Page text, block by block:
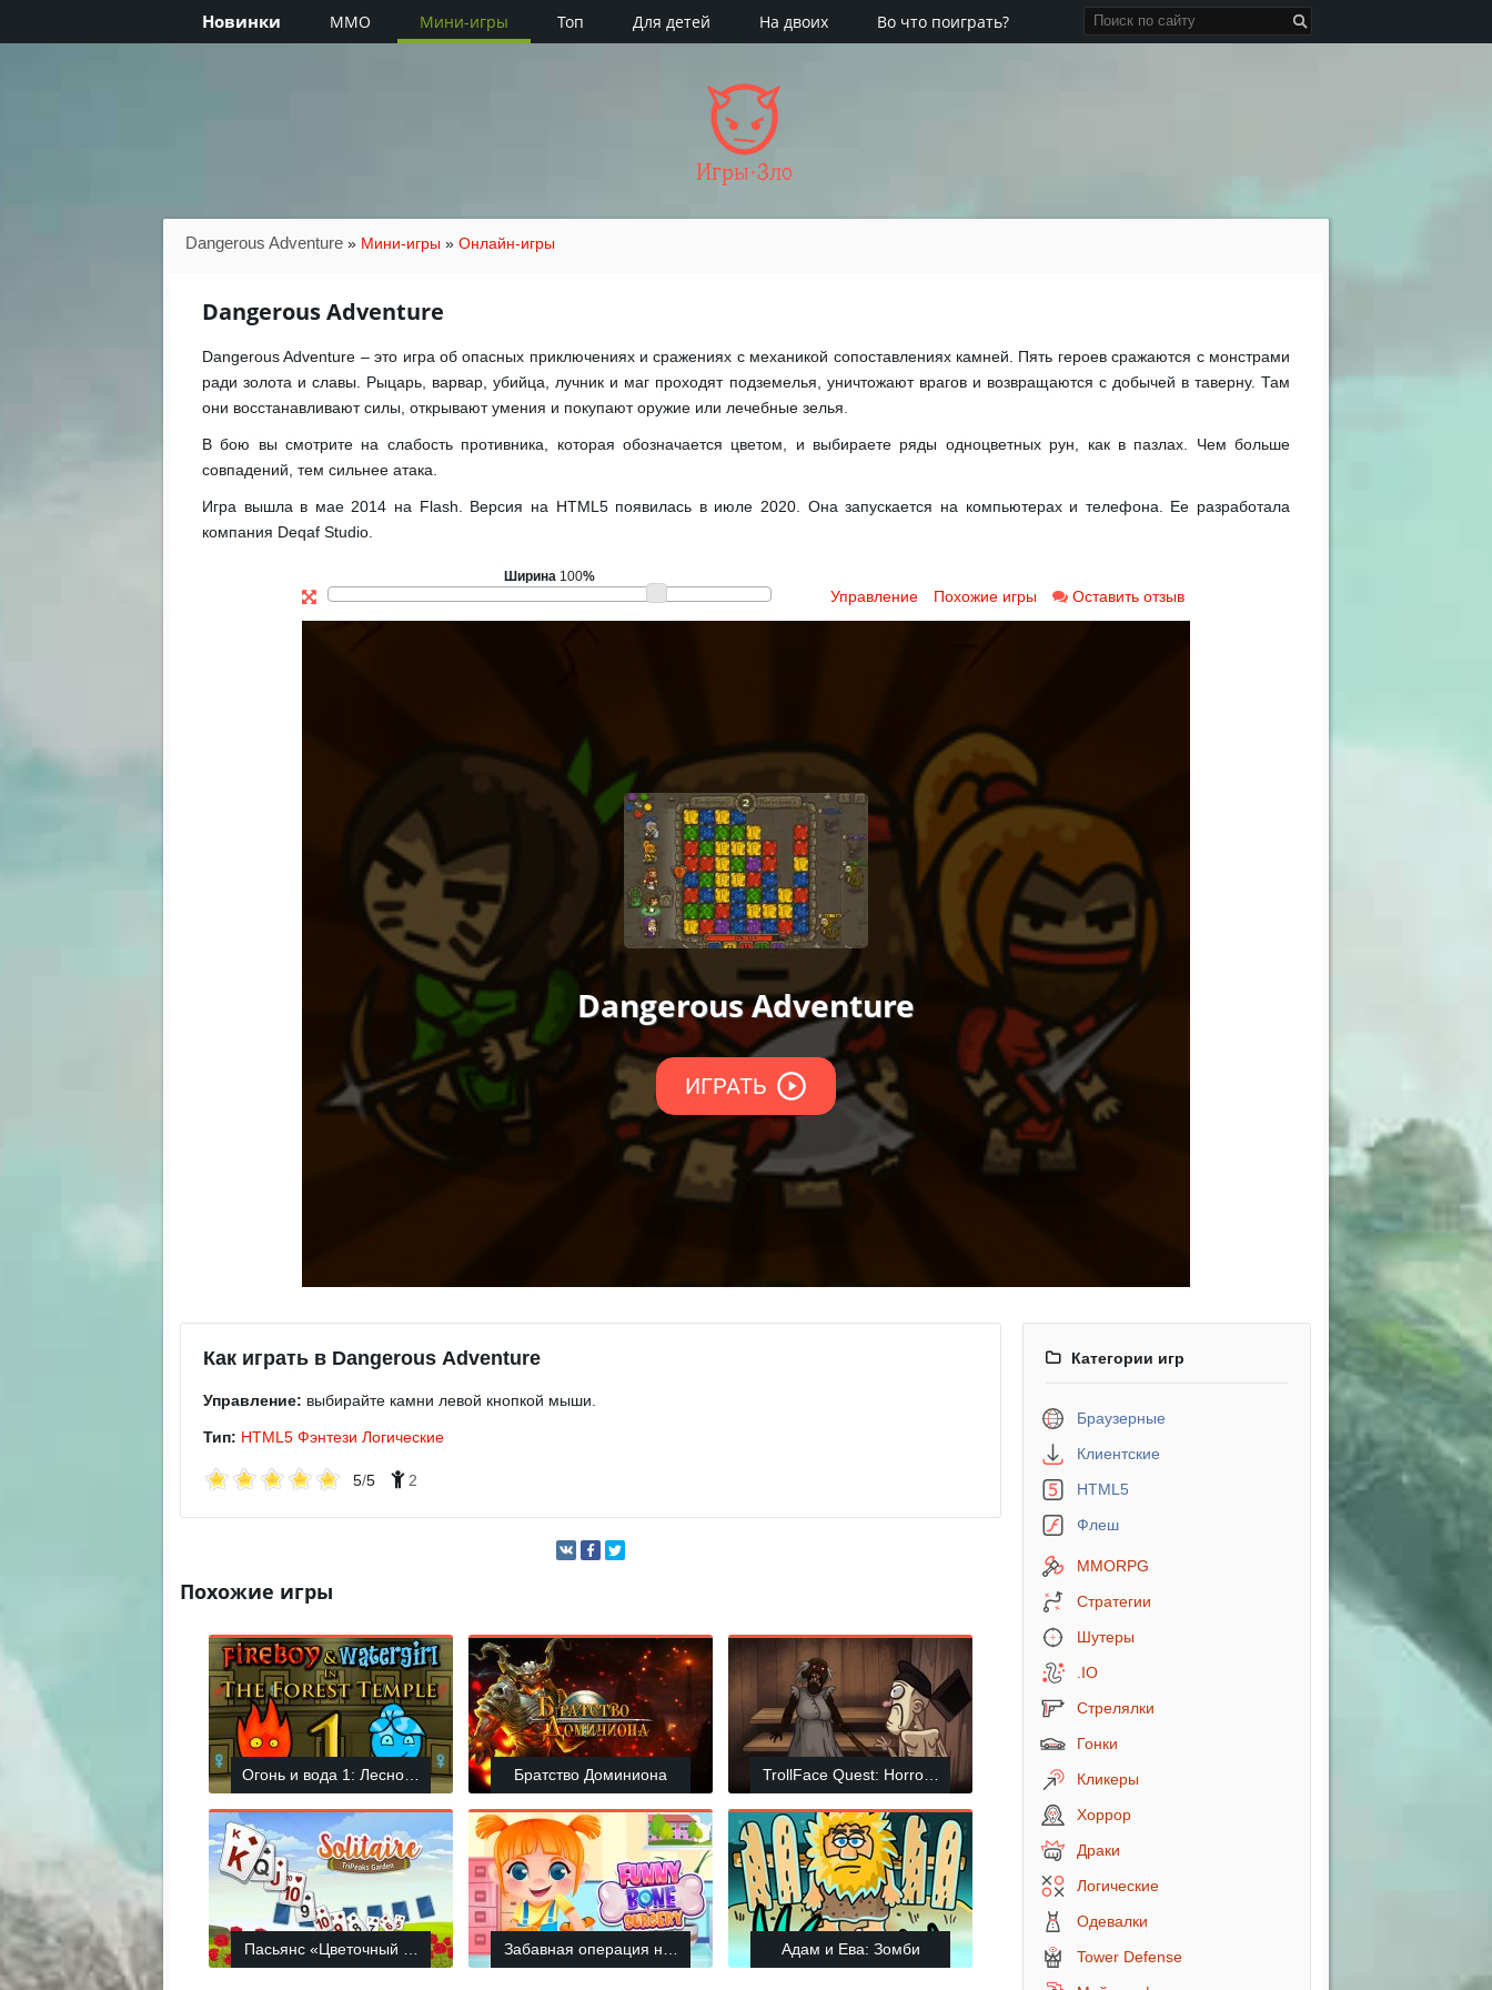
Новинки MMO Мини-игры Топ Для детей На двоих Во что поиграть?
Игры·Зло
Dangerous Adventure » Мини-игры » Онлайн-игры
Dangerous Adventure
Dangerous Adventure – это игра об опасных приключениях и сражениях с механикой сопоставлениях камней. Пять героев сражаются с монстрами
ради золота и славы. Рыцарь, варвар, убийца, лучник и маг проходят подземелья, уничтожают врагов и возвращаются с добычей в таверну. Там
они восстанавливают силы, открывают умения и покупают оружие или лечебные зелья.
В бою вы смотрите на слабость противника, которая обозначается цветом, и выбираете ряды одноцветных рун, как в пазлах. Чем больше
совпадений, тем сильнее атака.
Игра вышла в мае 2014 на Flash. Версия на HTML5 появилась в июле 2020. Она запускается на компьютерах и телефона. Ее разработала
компания Deqaf Studio.
Ширина 100%
Управление Похожие игры Оставить отзыв
Как играть в Dangerous Adventure
Управление: выбирайте камни левой кнопкой мыши.
Тип: HTML5 Фэнтези Логические
5/5 2
Похожие игры
Огонь и вода 1: Лесной храм Братство Доминиона TrollFace Quest: Horror 3
Пасьянс «Цветочный сад» Забавная операция на кости Адам и Ева: Зомби
Категории игр
Браузерные
Клиентские
HTML5
Флеш
MMORPG
Стратегии
Шутеры
.IO
Стрелялки
Гонки
Кликеры
Хоррор
Драки
Логические
Одевалки
Tower Defense